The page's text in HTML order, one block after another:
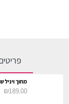
מחוך ויניל
₪189.00